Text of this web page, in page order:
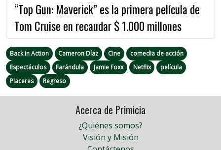
“Top Gun: Maverick” es la primera película de
Tom Cruise en recaudar $ 1.000 millones
Back in Action Cameron Díaz Cine
comedia de acción
Espectáculos
Farándula Jamie Foxx Netflix
película
Placeres
Regreso
Acerca de Primicia
¿Quiénes somos?
Visión y Misión